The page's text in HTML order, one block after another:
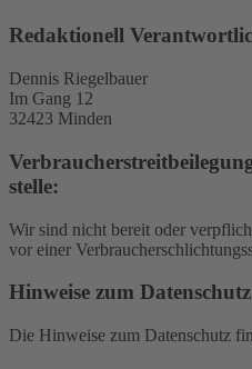
Redaktionell
Dennis Riegelbauer
Im Gang 12
32423 Minden
stelle:
Wir sind nicht bereit oder
vor einer
Hinweise zum Datenschutz
Die Hinweise zum Datenschutz